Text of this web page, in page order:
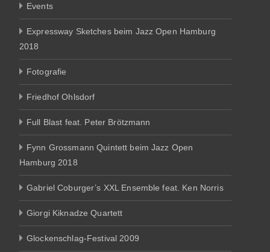
Events
Expressway Sketches beim Jazz Open Hamburg
2018
Fotografie
Friedhof Ohlsdorf
Full Blast feat. Peter Brötzmann
Fynn Grossmann Quintett beim Jazz Open
Hamburg 2018
Gabriel Coburger’s XXL Ensemble feat. Ken Norris
Giorgi Kiknadze Quartett
Glockenschlag-Festival 2009